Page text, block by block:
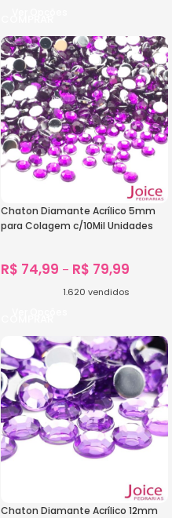
Chaton Diamante Acrílico 5mm
para Colagem c/10Mil Unidades
R$ 74,99 – R$ 79,99
1.620 vendidos
Chaton Diamante Acrílico 12mm